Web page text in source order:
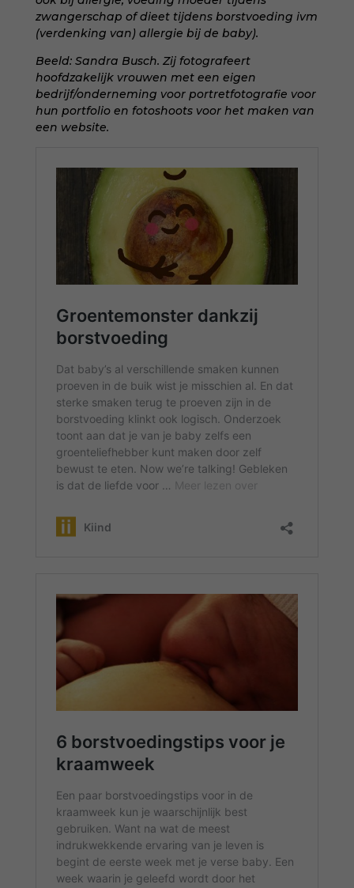
zwangerschap of dieet tijdens borstvoeding ivm
(verdenking van) allergie bij de baby).
Beeld: Sandra Busch. Zij fotografeert
hoofdzakelijk vrouwen met een eigen
bedrijf/onderneming voor portretfotografie voor
hun portfolio en fotoshoots voor het maken van
een website.